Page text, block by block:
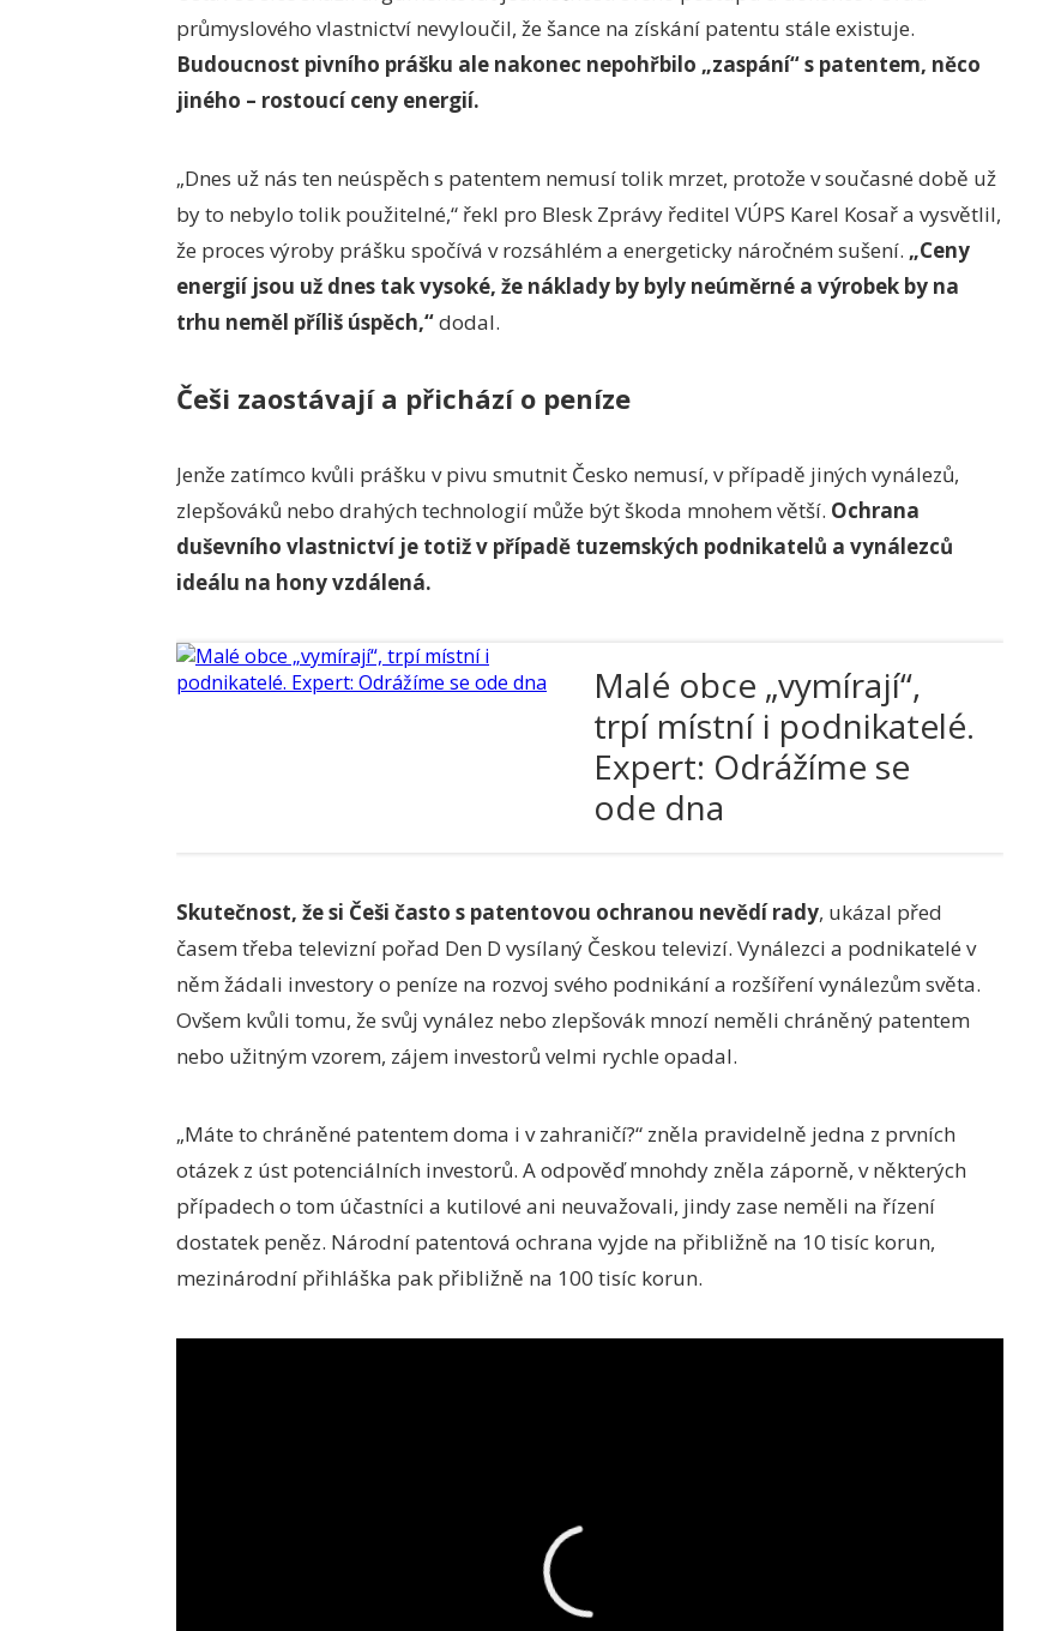
průmyslového vlastnictví nevyloučil, že šance na získání patentu stále existuje.
Budoucnost pivního prášku ale nakonec nepohřbilo „zaspání“s patentem, něco
jiného – rostoucí ceny energií.
„Dnes už nás ten neúspěch s patentem nemusí tolik mrzet, protože v současné době už
by to nebylo tolik použitelné,“ řekl pro Blesk Zprávy ředitel VÚPS Karel Kosař a vysvětlil,
že proces výroby prášku spočívá v rozsáhlém a energeticky náročném sušení. „Ceny
energií jsou už dnes tak vysoké, že náklady by byly neúměrné a výrobek by na
trhu neměl příliš úspěch,“dodal.
Češi zaostávají a přichází o peníze
Jenže zatímco kvůli prášku v pivu smutnit Česko nemusí, v případě jiných vynálezů,
zlepšováků nebo drahých technologií může být škoda mnohem větší. Ochrana
duševního vlastnictví je totiž v případě tuzemských podnikatelů a vynálezců
ideálu na hony vzdálená.
Malé obce „vymírají“,
trpí místní i podnikatelé.
Expert: Odrážíme se
ode dna
Skutečnost, že si Češi často s patentovou ochranou nevědí rady, ukázal před
časem třeba televizní pořad Den D vysílaný Českou televizí. Vynálezci a podnikatelé v
něm žádali investory o peníze na rozvoj svého podnikání a rozšíření vynálezům světa.
Ovšem kvůli tomu, že svůj vynález nebo zlepšovák mnozí neměli chráněný patentem
nebo užitným vzorem, zájem investorů velmi rychle opadal.
„Máte to chráněné patentem doma i v zahraničí?“ zněla pravidelně jedna z prvních
otázek z úst potenciálních investorů. A odpověď mnohdy zněla záporně, v některých
případech o tom účastníci a kutilové ani neuvažovali, jindy zase neměli na řízení
dostatek peněz. Národní patentová ochrana vyjde na přibližně na 10 tisíc korun,
mezinárodní přihláška pak přibližně na 100 tisíc korun.